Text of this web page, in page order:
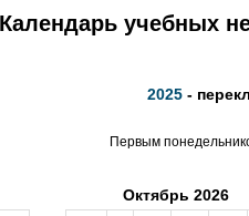
Календарь учебных
2025 -
Первым
Октябрь 2026